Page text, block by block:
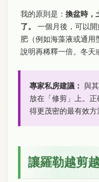
我的原則是： 換盆時，
了。
一個月後，可以
肥（例如海藻液或通用
說明再稀釋一倍。冬天
專家私房建議： 與
放在「修剪」上。
得更茂密的最有效方
讓羅勒越剪